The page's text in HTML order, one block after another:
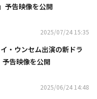
予告映像を公開
2025/07/24 15:35
・ウンセム出演の新ドラ
告映像を公開
2025/06/24 14:48